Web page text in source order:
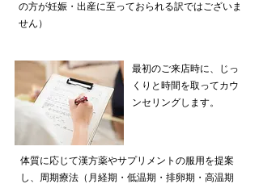
の方が妊娠・出産に至っておられる訳ではございま
せん）
最初のご来店時に、じっ
くりと時間を取ってカウ
ンセリングします。
体質に応じて漢方薬やサプリメントの服用を提案
し、周期療法（月経期・低温期・排卵期・高温期